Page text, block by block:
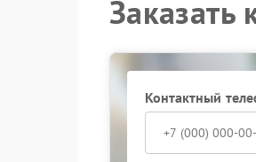
Заказать
Контактный